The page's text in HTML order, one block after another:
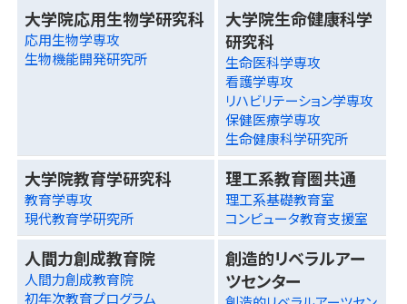
大学院応用生物学研究科
応用生物学専攻
生物機能開発研究所
大学院生命健康科学
研究科
生命医科学専攻
看護学専攻
リハビリテーション学専攻
保健医療学専攻
生命健康科学研究所
大学院教育学研究科
教育学専攻
現代教育学研究所
理工系教育圏共通
理工系基礎教育室
コンピュータ教育支援室
人間力創成教育院
人間力創成教育院
初年次教育プログラム
創造的リベラルアー
ツセンター